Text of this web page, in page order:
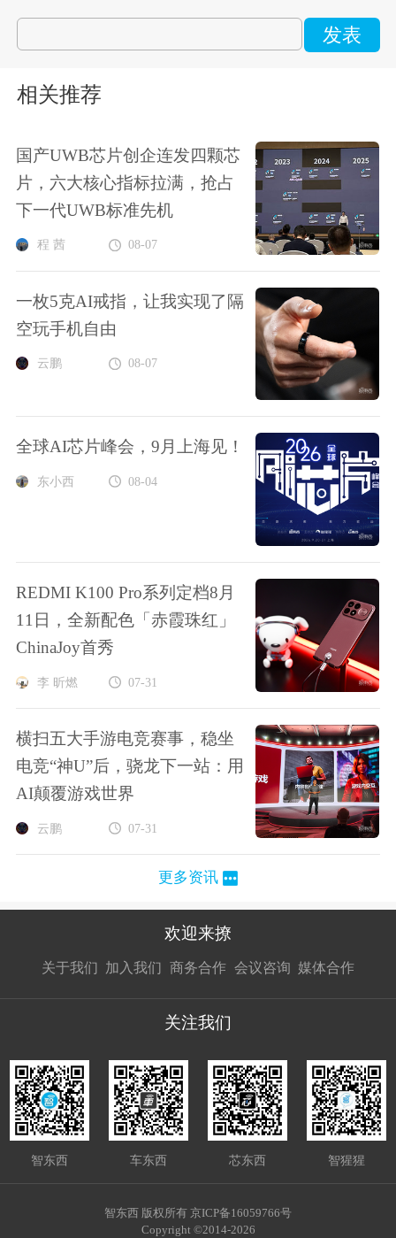
发表
相关推荐
国产UWB芯片创企连发四颗芯
片，六大核心指标拉满，抢占
下一代UWB标准先机
程 茜 08-07
一枚5克AI戒指，让我实现了隔
空玩手机自由
云鹏 08-07
全球AI芯片峰会，9月上海见！
东小西 08-04
REDMI K100 Pro系列定档8月
11日，全新配色「赤霞珠红」
ChinaJoy首秀
李 昕燃 07-31
横扫五大手游电竞赛事，稳坐
电竞“神U”后，骁龙下一站：用
AI颠覆游戏世界
云鹏 07-31
更多资讯
欢迎来撩
关于我们 加入我们
接扔简历
商务合作
接开聊
会议咨询 媒体合作
接开聊
关注我们
智东西 车东西 芯东西 智猩猩
智东西 版权所有 京ICP备16059766号
Copyright ©2014-2026